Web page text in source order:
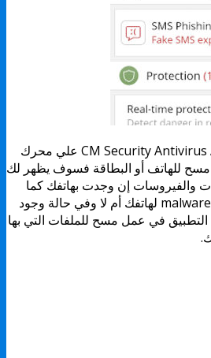
كما يعتمد تطبيق CM Security Antivirus AppLock علي محرك
مسح للهاتف أو البطاقة فسوف يظهر لك
والفيروسات إن وجدت بهاتفك كما
ينبهك عما إذا دخل فيروس malware لهاتفك أم لا وفي حالة وجود
في عمل مسح للملفات التي بها